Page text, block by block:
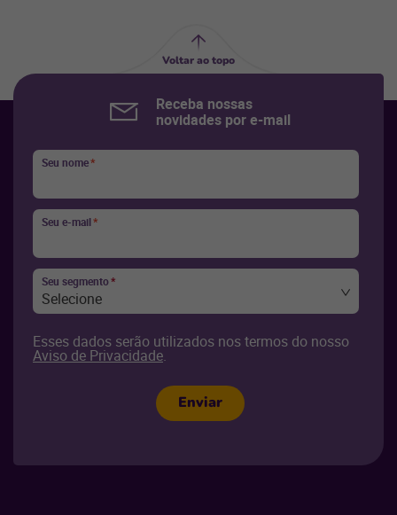
Voltar ao topo
Receba nossas
novidades por e-mail
Seu nome*
Seu e-mail*
Seu segmento*
Selecione
Esses dados serão utilizados nos termos do nosso
Aviso de Privacidade.
Enviar